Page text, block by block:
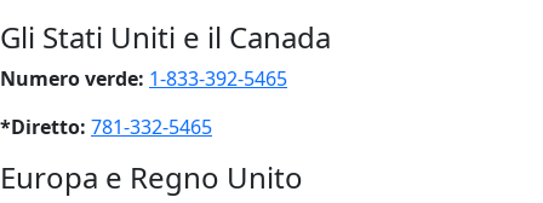
Gli Stati Uniti e il Canada
Numero verde: 1-833-392-5465
*Diretto: 781-332-5465
Europa e Regno Unito